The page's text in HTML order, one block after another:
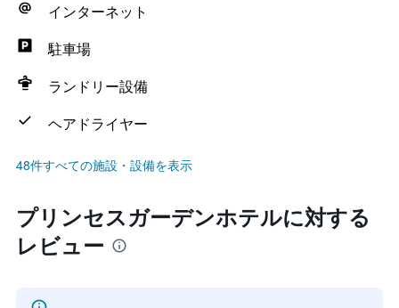
インターネット
駐車場
ランドリー設備
ヘアドライヤー
48件すべての施設・設備を表示
プリンセスガーデンホテルに対する
レビュー